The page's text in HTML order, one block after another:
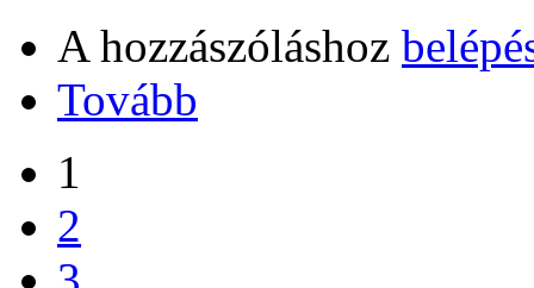
A hozzászóláshoz
Tovább
1
2